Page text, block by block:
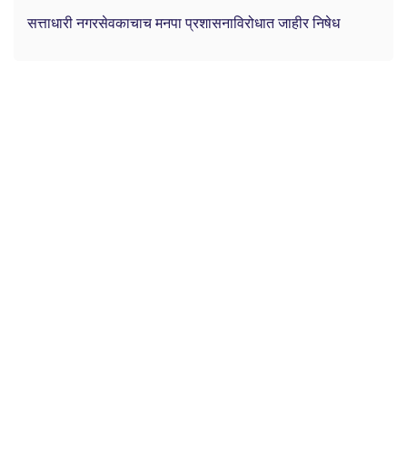
सत्ताधारी नगरसेवकाचाच मनपा प्रशासनाविरोधात जाहीर निषेध